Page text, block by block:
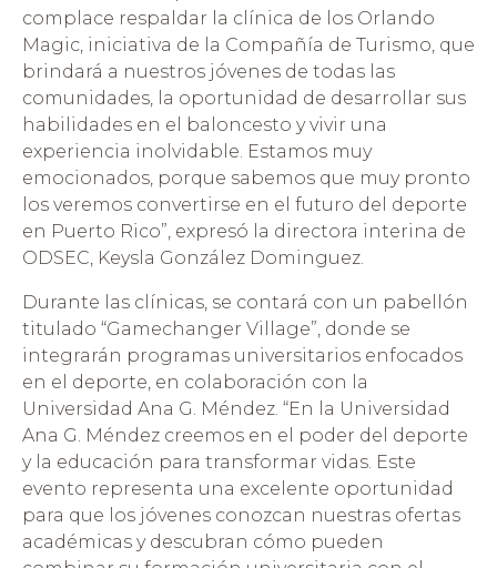
complace respaldar la clínica de los Orlando
Magic, iniciativa de la Compañía de Turismo, que
brindará a nuestros jóvenes de todas las
comunidades, la oportunidad de desarrollar sus
habilidades en el baloncesto y vivir una
experiencia inolvidable. Estamos muy
emocionados, porque sabemos que muy pronto
los veremos convertirse en el futuro del deporte
en Puerto Rico”, expresó la directora interina de
ODSEC, Keysla González Dominguez.
Durante las clínicas, se contará con un pabellón
titulado “Gamechanger Village”, donde se
integrarán programas universitarios enfocados
en el deporte, en colaboración con la
Universidad Ana G. Méndez. “En la Universidad
Ana G. Méndez creemos en el poder del deporte
y la educación para transformar vidas. Este
evento representa una excelente oportunidad
para que los jóvenes conozcan nuestras ofertas
académicas y descubran cómo pueden